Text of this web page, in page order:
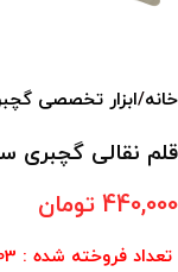
خانه ابزار تخصصی
قلم نقالی گچبری
440,000 تومان
تعداد فروخته شده : 103